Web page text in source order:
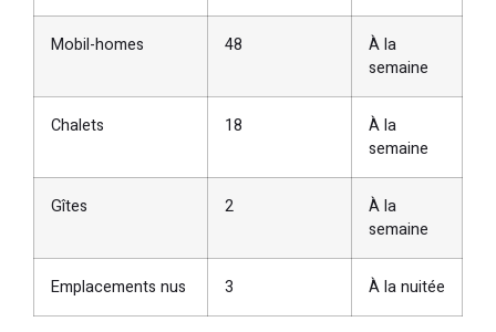
Mobil-homes 48
À la
semaine
Chalets 18
À la
semaine
Gîtes 2
À la
semaine
Emplacements nus 3 À la nuitée